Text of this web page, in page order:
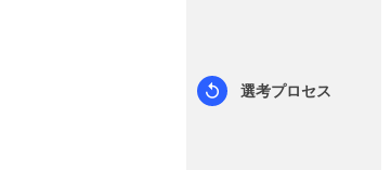
選考プロセス